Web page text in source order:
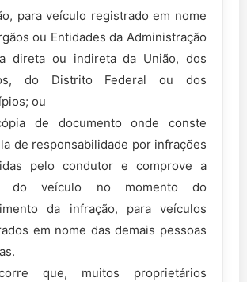
para veículo registrado em nome
ou Entidades da Administração
direta ou indireta da União, dos
do Distrito Federal ou dos
ou
de documento onde conste
de responsabilidade por infrações
pelo condutor e comprove a
do veículo no momento do
da infração, para veículos
em nome das demais pessoas
muitos proprietários